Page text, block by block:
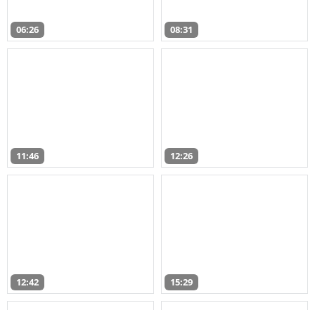
06:26 08:31
11:46 12:26
12:42 15:29